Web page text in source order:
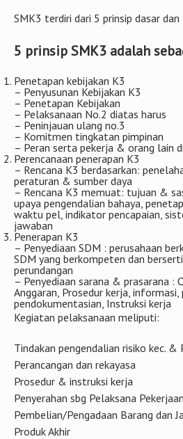
SMK3 terdiri dari 5 prinsip dasar
5 prinsip SMK3 adalah
Penetapan kebijakan K3
– Penyusunan Kebijakan K3
– Penetapan Kebijakan
– Pelaksanaan No.2 diatas harus
– Peninjauan ulang no.3
– Komitmen tingkatan pimpinan
– Peran serta pekerja & orang lain
Perencanaan penerapan K3
– Rencana K3 berdasarkan:
peraturan & sumber daya
– Rencana K3 memuat: tujuan &
upaya pengendalian bahaya,
waktu pel, indikator pencapaian,
jawaban
Penerapan K3
– Penyediaan SDM : perusahaan
SDM yang berkompeten dan
perundangan
– Penyediaan sarana & prasarana :
Anggaran, Prosedur kerja, informasi,
pendokumentasian, Instruksi kerja
Kegiatan pelaksanaan meliputi:
Tindakan pengendalian risiko kec. &
Perancangan dan rekayasa
Prosedur & instruksi kerja
Penyerahan sbg Pelaksana Pekerjaan
Pembelian/Pengadaan Barang dan
Produk Akhir